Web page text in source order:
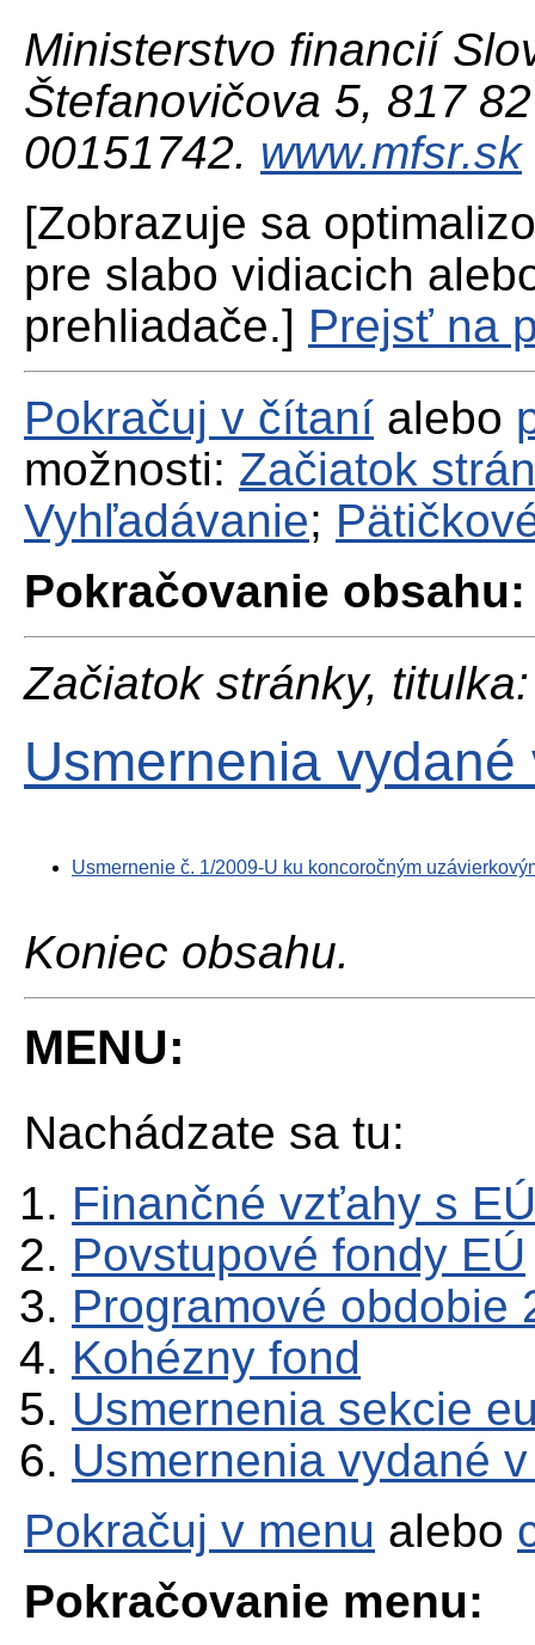
Ministerstvo financií
Štefanovičova 5, 817
00151742. www.mfsr.sk
[Zobrazuje sa
pre slabo vidiacich
prehliadače.] Prejsť na
Pokračuj v čítaní alebo
možnosti: Začiatok
Vyhľadávanie;
Pokračovanie obsahu:
Začiatok stránky, titulka:
Usmernenia
Usmernenie č. 1/2009-U ku koncoročným
Koniec obsahu.
MENU:
Nachádzate sa tu:
Finančné vzťahy s EÚ
Povstupové fondy EÚ
Programové obdobie
Kohézny fond
Usmernenia sekcie
Usmernenia vydané
Pokračuj v menu alebo
Pokračovanie menu: